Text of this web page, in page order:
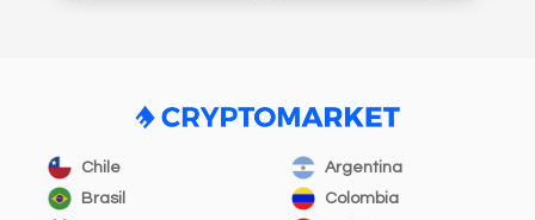
Chile
Argentina
Brasil
Colombia